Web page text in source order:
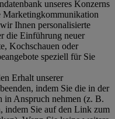
unseres Konzerns
Marketingkommunikation
Ihnen personalisierte
die Einführung neuer
Kochschauen oder
speziell für Sie
Erhalt unserer
indem Sie die in der
in Anspruch nehmen (z. B.
indem Sie auf den Link zum